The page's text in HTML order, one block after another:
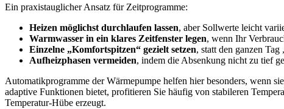
Ein praxistauglicher Ansatz für Zeitprogramme:
Heizen möglichst durchlaufen lassen, aber Sollwerte leicht
Warmwasser in ein klares Zeitfenster legen, wenn Ihr
Einzelne „Komfortspitzen“ gezielt setzen, statt den ganzen
Aufheizphasen vermeiden, indem die Absenkung nicht zu tief
Automatikprogramme der Wärmepumpe helfen hier besonders, wenn
adaptive Funktionen bietet, profitieren Sie häufig von stabileren
Temperatur-Hübe erzeugt.